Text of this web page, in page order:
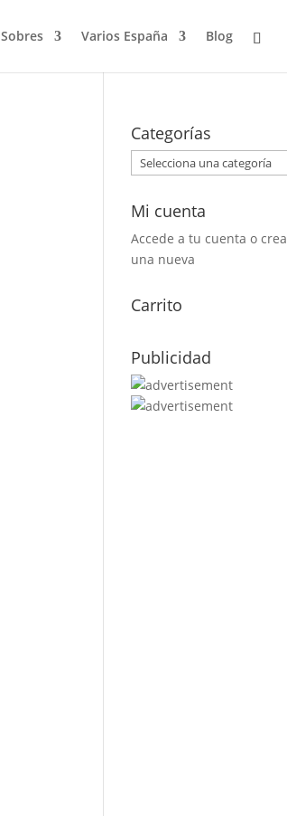
Sobres Varios España Blog
Categorías
Mi cuenta
Accede a tu cuenta o crea
una nueva
Carrito
Publicidad